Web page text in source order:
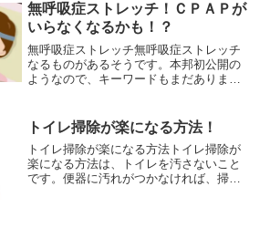
無呼吸症ストレッチ！ＣＰＡＰが
いらなくなるかも！？
無呼吸症ストレッチ無呼吸症ストレッチ
なるものがあるそうです。本邦初公開の
ようなので、キーワードもまだありませ
ばかりが出始めて、どうしちゃったんだ
ろう？と不思議に思いまし...
トイレ掃除が楽になる方法！
トイレ掃除が楽になる方法トイレ掃除が
楽になる方法は、トイレを汚さないこと
です。便器に汚れがつかなければ、掃除